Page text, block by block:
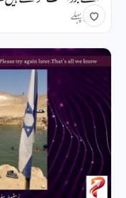
2 دن پہلے